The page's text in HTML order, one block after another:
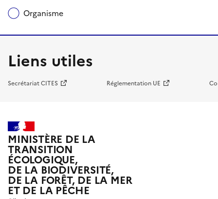
Organisme
Liens utiles
Secrétariat CITES Réglementation UE
MINISTÈRE DE LA
TRANSITION
ÉCOLOGIQUE,
DE LA BIODIVERSITÉ,
DE LA FORÊT, DE LA MER
ET DE LA PÊCHE